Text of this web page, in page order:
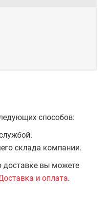
способов:
склада компании.
доставке вы можете
и оплата.